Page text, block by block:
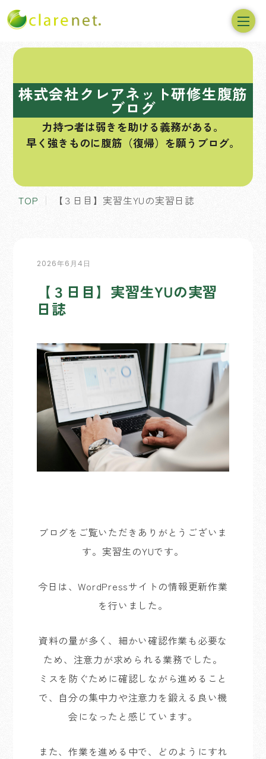
株式会社クレアネット研修生腹筋
ブログ
力持つ者は弱きを助ける義務がある。
早く強きものに腹筋（復帰）を願うブログ。
TOP 【３日目】実習生YUの実習日誌
2026年6月4日
【３日目】実習生YUの実習
日誌
ブログをご覧いただきありがとうございま
す。実習生のYUです。
今日は、WordPressサイトの情報更新作業
を行いました。
資料の量が多く、細かい確認作業も必要な
ため、注意力が求められる業務でした。
ミスを防ぐために確認しながら進めること
で、自分の集中力や注意力を鍛える良い機
会になったと感じています。
また、作業を進める中で、どのようにすれ